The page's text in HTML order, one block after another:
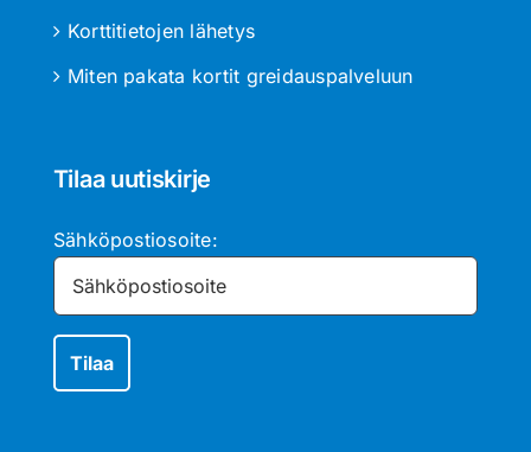
Korttitietojen lähetys
Miten pakata kortit greidauspalveluun
Tilaa uutiskirje
Sähköpostiosoite: